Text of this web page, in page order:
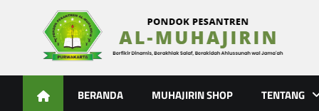
Al-Muhajirin
BERANDA MUHAJIRIN SHOP TENTANG